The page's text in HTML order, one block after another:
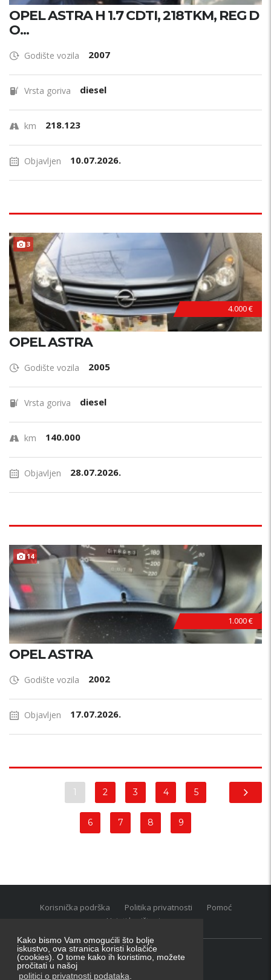
Kako bismo Vam omogućili što bolje
iskustvo, ova stranica koristi kolačiće
(cookies). O tome kako ih koristimo, možete
pročitati u našoj
politici o privatnosti podataka
OPEL ASTRA H 1.7 CDTI, 218TKM, REG D
O...
Godište vozila 2007
Vrsta goriva diesel
km 218.123
Objavljen 10.07.2026.
3
4.000 €
OPEL ASTRA
Godište vozila 2005
Vrsta goriva diesel
km 140.000
Objavljen 28.07.2026.
14
1.000 €
OPEL ASTRA
Godište vozila 2002
Objavljen 17.07.2026.
1 2 3 4 5
6 7 8 9
Korisnička podrška Politika privatnosti
Pomoć
Uvjeti korištenja
Oglasnik grupacija:posao.hr|oglasnik.hr|auti.hr
Tečaj za konverziju u EUR valutu: 1 euro = 7.53450 kn